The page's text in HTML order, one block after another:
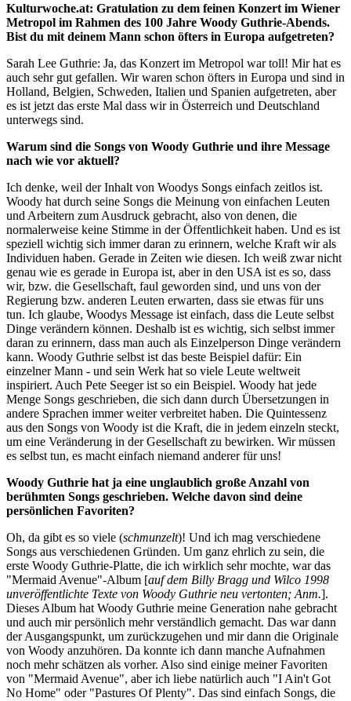
Kulturwoche.at: Gratulation zu dem feinen Konzert im Wiener
Metropol im Rahmen des 100 Jahre Woody Guthrie-Abends.
Bist du mit deinem Mann schon öfters in Europa aufgetreten?
Sarah Lee Guthrie: Ja, das Konzert im Metropol war toll! Mir hat es
auch sehr gut gefallen. Wir waren schon öfters in Europa und sind in
Holland, Belgien, Schweden, Italien und Spanien aufgetreten, aber
es ist jetzt das erste Mal dass wir in Österreich und Deutschland
unterwegs sind.
Warum sind die Songs von Woody Guthrie und ihre Message
nach wie vor aktuell?
Ich denke, weil der Inhalt von Woodys Songs einfach zeitlos ist.
Woody hat durch seine Songs die Meinung von einfachen Leuten
und Arbeitern zum Ausdruck gebracht, also von denen, die
normalerweise keine Stimme in der Öffentlichkeit haben. Und es ist
speziell wichtig sich immer daran zu erinnern, welche Kraft wir als
Individuen haben. Gerade in Zeiten wie diesen. Ich weiß zwar nicht
genau wie es gerade in Europa ist, aber in den USA ist es so, dass
wir, bzw. die Gesellschaft, faul geworden sind, und uns von der
Regierung bzw. anderen Leuten erwarten, dass sie etwas für uns
tun. Ich glaube, Woodys Message ist einfach, dass die Leute selbst
Dinge verändern können. Deshalb ist es wichtig, sich selbst immer
daran zu erinnern, dass man auch als Einzelperson Dinge verändern
kann. Woody Guthrie selbst ist das beste Beispiel dafür: Ein
einzelner Mann - und sein Werk hat so viele Leute weltweit
inspiriert. Auch Pete Seeger ist so ein Beispiel. Woody hat jede
Menge Songs geschrieben, die sich dann durch Übersetzungen in
andere Sprachen immer weiter verbreitet haben. Die Quintessenz
aus den Songs von Woody ist die Kraft, die in jedem einzeln steckt,
um eine Veränderung in der Gesellschaft zu bewirken. Wir müssen
es selbst tun, es macht einfach niemand anderer für uns!
Woody Guthrie hat ja eine unglaublich große Anzahl von
berühmten Songs geschrieben. Welche davon sind deine
persönlichen Favoriten?
Oh, da gibt es so viele (schmunzelt)! Und ich mag verschiedene
Songs aus verschiedenen Gründen. Um ganz ehrlich zu sein, die
erste Woody Guthrie-Platte, die ich wirklich sehr mochte, war das
"Mermaid Avenue"-Album [auf dem Billy Bragg und Wilco 1998
unveröffentlichte Texte von Woody Guthrie neu vertonten; Anm.].
Dieses Album hat Woody Guthrie meine Generation nahe gebracht
und auch mir persönlich mehr verständlich gemacht. Das war dann
der Ausgangspunkt, um zurückzugehen und mir dann die Originale
von Woody anzuhören. Da konnte ich dann manche Aufnahmen
noch mehr schätzen als vorher. Also sind einige meiner Favoriten
von "Mermaid Avenue", aber ich liebe natürlich auch "I Ain't Got
No Home" oder "Pastures Of Plenty". Das sind einfach Songs, die